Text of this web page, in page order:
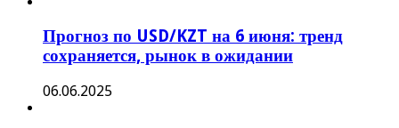
Прогноз по USD/KZT на 6 июня: тренд
сохраняется, рынок в ожидании
06.06.2025